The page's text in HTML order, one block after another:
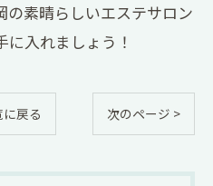
の素晴らしいエステサロン
入れましょう！
戻る 次のページ >